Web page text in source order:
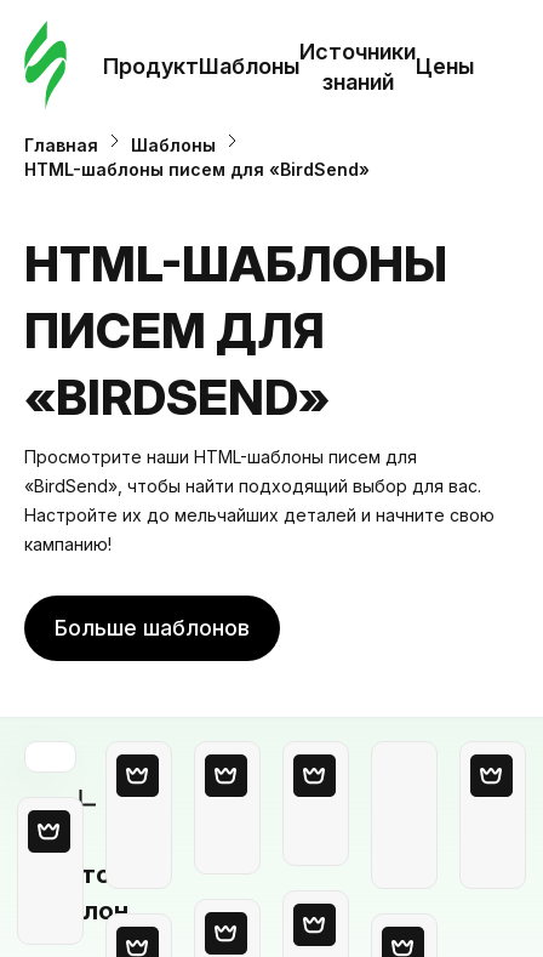
ПродуктШаблоны
Источники
знаний
Цены
Главная
Шаблоны
HTML-шаблоны писем для «BirdSend»
HTML-ШАБЛОНЫ
ПИСЕМ ДЛЯ
«BIRDSEND»
Просмотрите наши HTML-шаблоны писем для
«BirdSend», чтобы найти подходящий выбор для вас.
Настройте их до мельчайших деталей и начните свою
кампанию!
Больше шаблонов
Пустой
шаблон